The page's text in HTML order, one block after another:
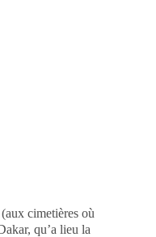
cimetières où
qu’a lieu la